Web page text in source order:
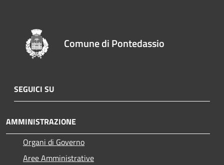
Comune di Pontedassio
SEGUICI SU
AMMINISTRAZIONE
Organi di Governo
Aree Amministrative